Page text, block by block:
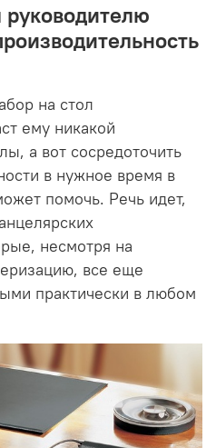
руководителю
на стол
ему никакой
а вот сосредоточить
в нужное время в
помочь. Речь идет,
несмотря на
все еще
практически в любом